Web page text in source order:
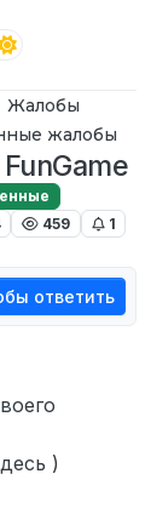
Жалобы
жалобы
459 1
ответить
)